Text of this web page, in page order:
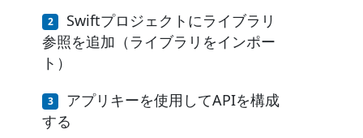
Swiftプロジェクトにライブラリ
参照を追加（ライブラリをインポー
ト）
アプリキーを使用してAPIを構成
する